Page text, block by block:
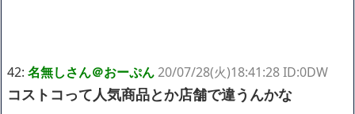
42: 名無しさん＠おーぷん20/07/28(火)18:41:28 ID:0DW
コストコって人気商品とか店舗で違うんかな